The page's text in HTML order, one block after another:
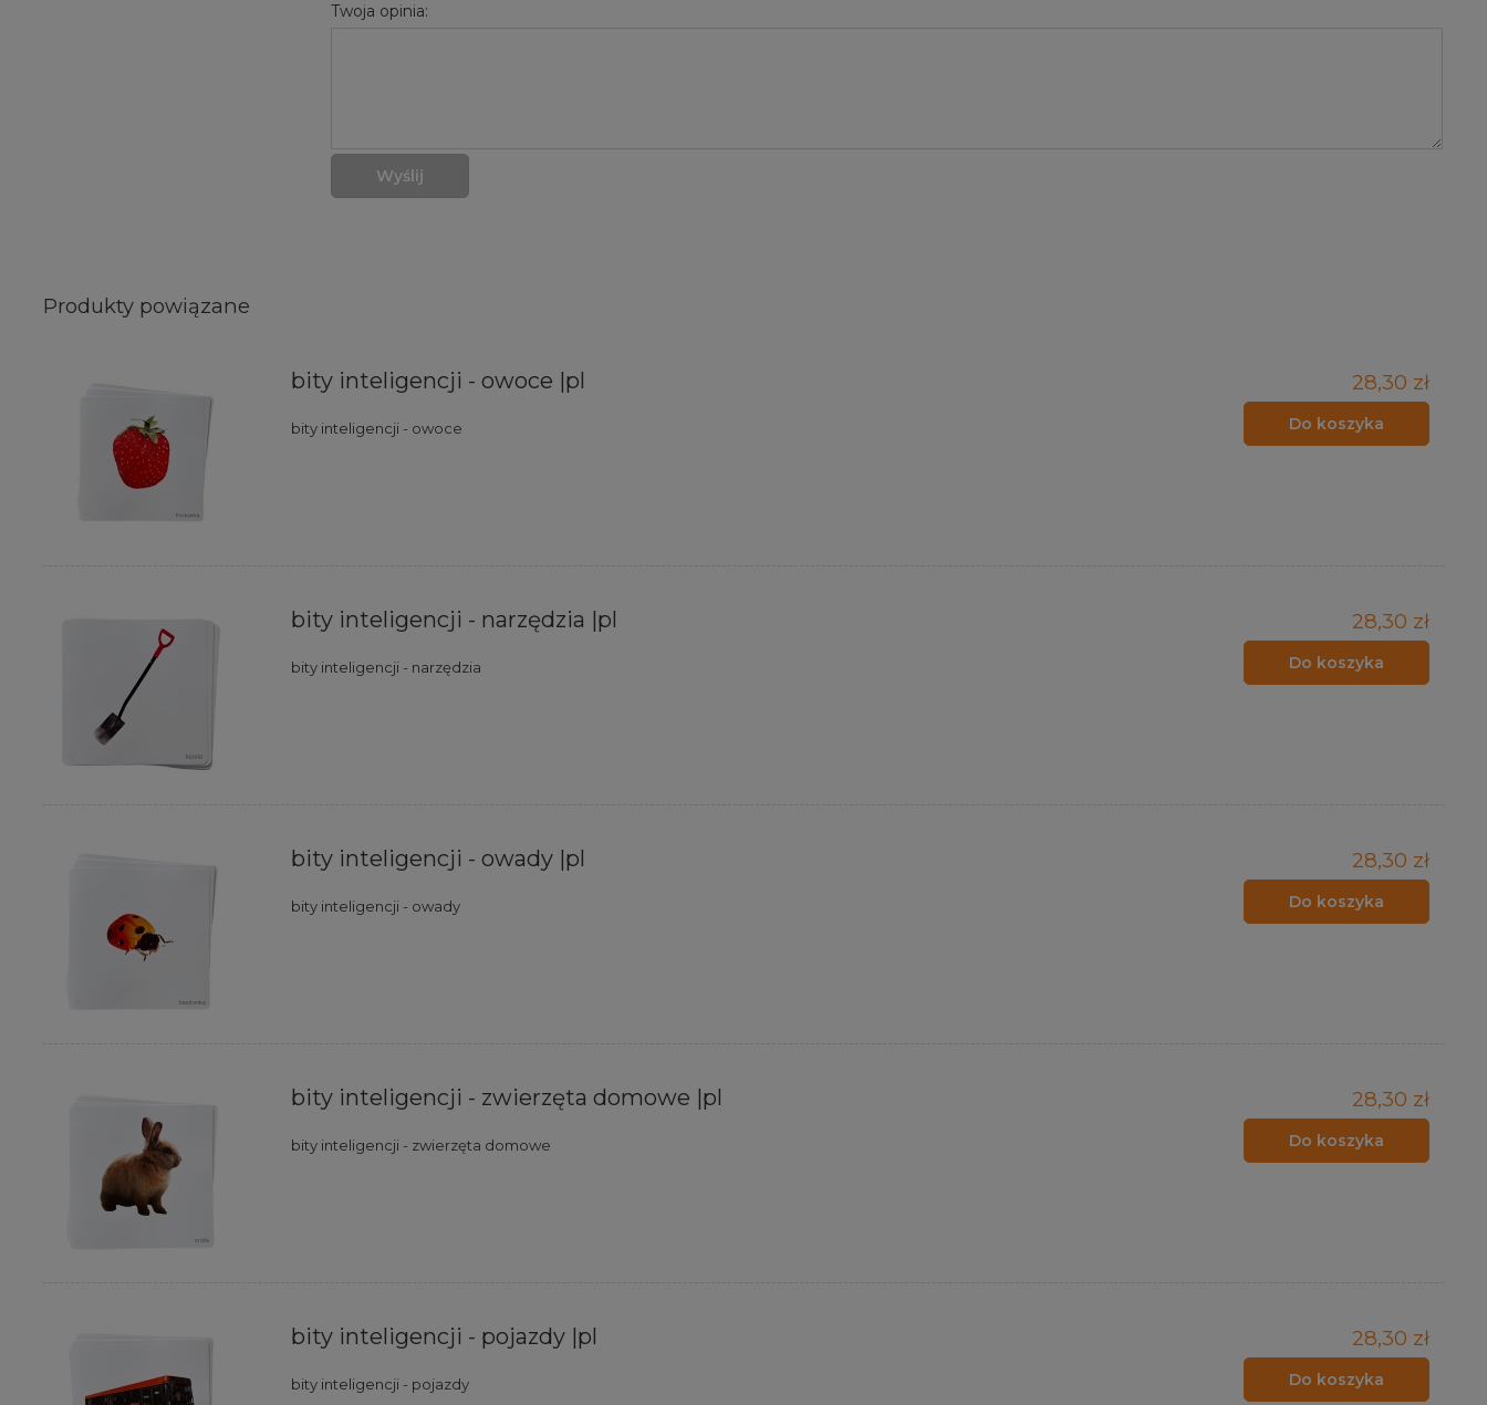
Twoja opinia:
Wyślij
Produkty powiązane
bity inteligencji - owoce |pl
bity inteligencji - owoce
28,30 zł
Do koszyka
bity inteligencji - narzędzia |pl
bity inteligencji - narzędzia
28,30 zł
Do koszyka
bity inteligencji - owady |pl
bity inteligencji - owady
28,30 zł
Do koszyka
bity inteligencji - zwierzęta domowe |pl
bity inteligencji - zwierzęta domowe
28,30 zł
Do koszyka
bity inteligencji - pojazdy |pl
bity inteligencji - pojazdy
28,30 zł
Do koszyka